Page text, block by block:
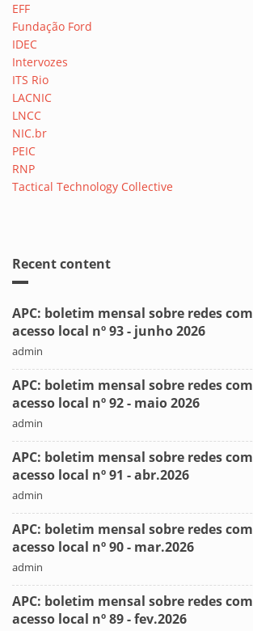
EFF
Fundação Ford
IDEC
Intervozes
ITS Rio
LACNIC
LNCC
NIC.br
PEIC
RNP
Tactical Technology Collective
Recent content
APC: boletim mensal sobre redes
acesso local nº 93 - junho 2026
admin
APC: boletim mensal sobre redes
acesso local nº 92 - maio 2026
admin
APC: boletim mensal sobre redes
acesso local nº 91 - abr.2026
admin
APC: boletim mensal sobre redes
acesso local nº 90 - mar.2026
admin
APC: boletim mensal sobre redes
acesso local nº 89 - fev.2026